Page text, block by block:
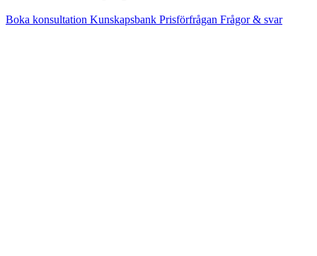
Boka konsultation Kunskapsbank Prisförfrågan Frågor & svar